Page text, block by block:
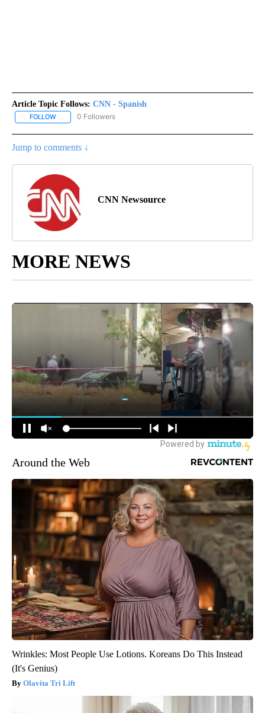
Article Topic Follows: CNN - Spanish
FOLLOW FOLLOW "CNN - SPANISH" TO RECEIVE NOTIFICATIONS ABOUT
0 Followers
Jump to comments ↓
CNN Newsource
MORE NEWS
Around the Web
Wrinkles: Most People Use Lotions. Koreans Do This Instead
(It's Genius)
Olavita Tri Lift